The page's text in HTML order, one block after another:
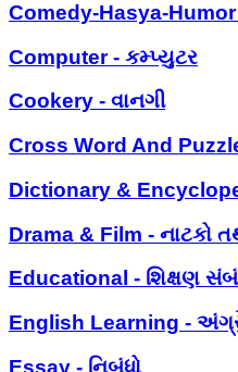
Comedy-Hasya-
Computer - કમ્પ્યુટર
Cookery - વાનગી
Cross Word And
Dictionary &
Drama & Film - નાટકો
Educational - શિક્ષણ
English Learning -
Essay - નિબંધો